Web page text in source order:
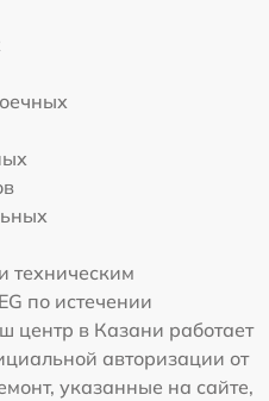
техническим
по истечении
центр в Казани работает
авторизации от
указанные на сайте,